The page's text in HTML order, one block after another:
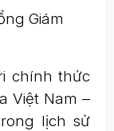
Giám
chính thức
Việt Nam –
lịch sử